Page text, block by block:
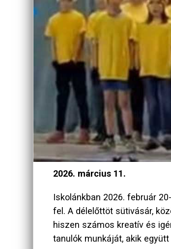
2026. március 11.
Iskolánkban 2026. február
fel. A délelőttöt sütivásár,
hiszen számos kreatív és
tanulók munkáját, akik